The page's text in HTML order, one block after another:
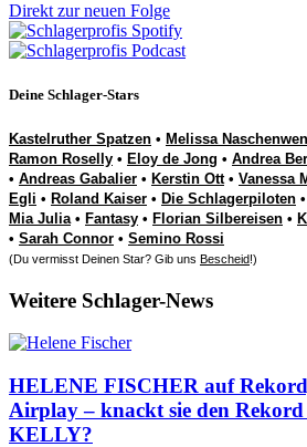
Direkt zur neuen Folge
Deine Schlager-Stars
Kastelruther Spatzen • Melissa
Ramon Roselly • Eloy de Jong • Andrea
• Andreas Gabalier • Kerstin Ott• Vanessa
Egli • Roland Kaiser • Die Schlagerpiloten •
Mia Julia • Fantasy • Florian Silbereisen •
• Sarah Connor • Semino Rossi
(Du vermisst Deinen Star? Gib uns Bescheid!)
Weitere Schlager-News
HELENE FISCHER auf
Airplay – knackt sie den
KELLY?